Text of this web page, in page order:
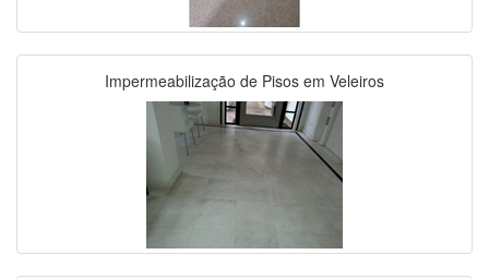
Impermeabilização de Pisos em Veleiros